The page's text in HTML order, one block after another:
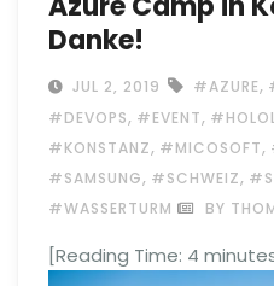
Danke!
JUL 2, 2019 #AZURE,
#DEVOPS, #EVENT,
#KONSTANZ, #MICOSOFT,
#SAMSUNG, #SCHWEIZ,
#WASSERTURM BY
[Reading Time: 4